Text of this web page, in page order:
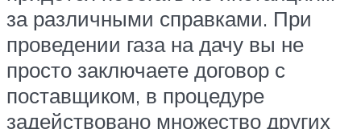
за различными справками. При
проведении газа на дачу вы не
просто заключаете договор с
поставщиком, в процедуре
задействовано множество других